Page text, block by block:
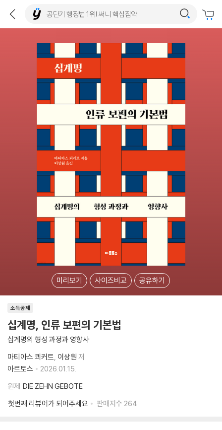
미리보기 사이즈비교 공유하기
소득공제
십계명, 인류 보편의 기본법
십계명의 형성 과정과 영향사
마티아스 쾨커트 이상원 저
아르토스
2026.01.15.
원제 DIE ZEHN GEBOTE
첫번째 리뷰어가 되어주세요
판매지수 264